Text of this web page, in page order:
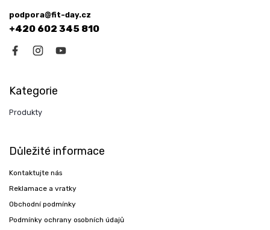
podpora@fit-day.cz
+420 602 345 810
Kategorie
Produkty
Důležité informace
Kontaktujte nás
Reklamace a vratky
Obchodní podmínky
Podmínky ochrany osobních údajů